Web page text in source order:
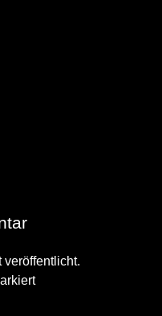
veröffentlicht.